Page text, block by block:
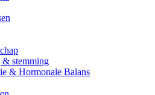
& stemming
& Hormonale Balans